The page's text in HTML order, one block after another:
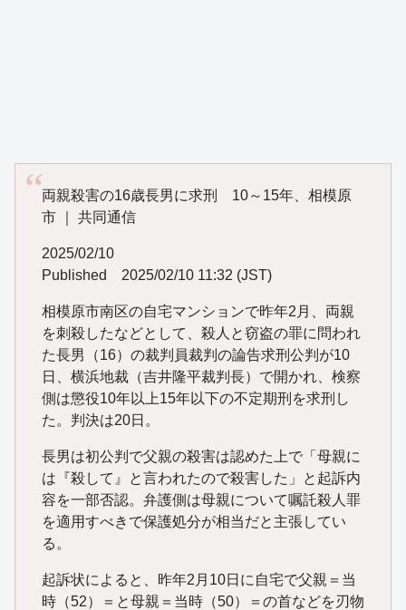
両親殺害の16歳長男に求刑 10～15年、相模原
市 ｜ 共同通信
2025/02/10
Published 2025/02/10 11:32 (JST)
相模原市南区の自宅マンションで昨年2月、両親
を刺殺したなどとして、殺人と窃盗の罪に問われ
た長男（16）の裁判員裁判の論告求刑公判が10
日、横浜地裁（吉井隆平裁判長）で開かれ、検察
側は懲役10年以上15年以下の不定期刑を求刑し
た。判決は20日。
長男は初公判で父親の殺害は認めた上で「母親に
は『殺して』と言われたので殺害した」と起訴内
容を一部否認。弁護側は母親について嘱託殺人罪
を適用すべきで保護処分が相当だと主張してい
る。
起訴状によると、昨年2月10日に自宅で父親＝当
時（52）＝と母親＝当時（50）＝の首などを刃物